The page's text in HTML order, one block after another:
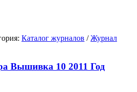
Каталог журналов /Журнал
Вышивка 10 2011 Год